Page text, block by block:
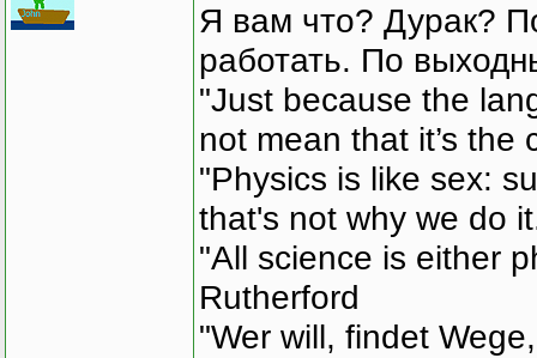
Я вам что? Дурак?
работать. По
"Just because the
not mean that it’s the
"Physics is like sex:
that's not why we do
"All science is either
Rutherford
"Wer will, findet